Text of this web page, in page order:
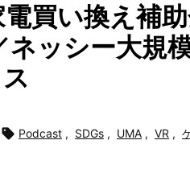
買い換え補
ネッシー大規
 Podcast , SDGs , UMA , VR ,